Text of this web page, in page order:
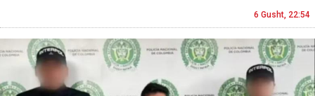
6 Gusht, 22:54